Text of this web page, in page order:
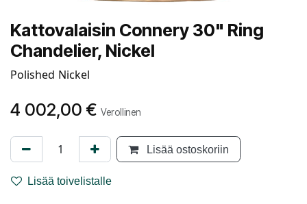
Kattovalaisin Connery 30" Ring
Chandelier, Nickel
Polished Nickel
4 002,00 € Verollinen
Lisää ostoskoriin
Lisää toivelistalle